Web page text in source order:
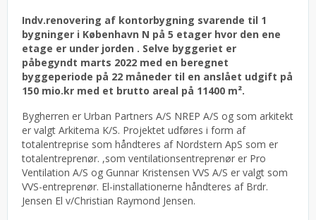
Indv.renovering af kontorbygning svarende til 1
bygninger i København N på 5 etager hvor den ene
etage er under jorden . Selve byggeriet er
påbegyndt marts 2022 med en beregnet
byggeperiode på 22 måneder til en anslået udgift på
150 mio.kr med et brutto areal på 11400 m².
Bygherren er Urban Partners A/S NREP A/S og som arkitekt
er valgt Arkitema K/S. Projektet udføres i form af
totalentreprise som håndteres af Nordstern ApS som er
totalentreprenør. ,som ventilationsentreprenør er Pro
Ventilation A/S og Gunnar Kristensen VVS A/S er valgt som
VVS-entreprenør. El-installationerne håndteres af Brdr.
Jensen El v/Christian Raymond Jensen.